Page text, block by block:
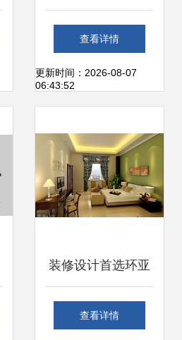
匠心铸就品质空间
查看详情
更新时间：2026-08-07
06:43:52
装修设计首选环亚
装饰，匠心打造荔
查看详情